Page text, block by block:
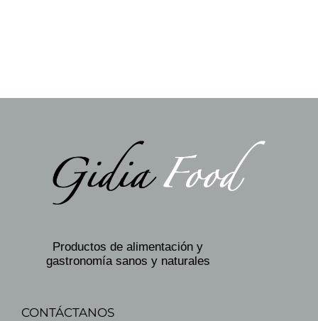
Productos de alimentación y
gastronomía sanos y naturales
CONTÁCTANOS